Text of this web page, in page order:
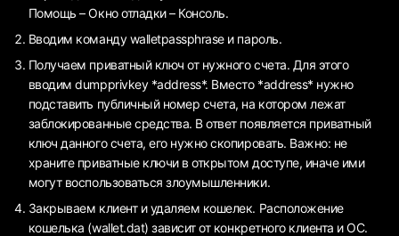
Помощь – Окно отладки – Консоль.
Вводим команду walletpassphrase и пароль.
Получаем приватный ключ от нужного счета. Для этого
вводим dumpprivkey *address*. Вместо *address* нужно
подставить публичный номер счета, на котором лежат
заблокированные средства. В ответ появляется приватный
ключ данного счета, его нужно скопировать. Важно: не
храните приватные ключи в открытом доступе, иначе ими
могут воспользоваться злоумышленники.
Закрываем клиент и удаляем кошелек. Расположение
кошелька (wallet.dat) зависит от конкретного клиента и ОС.